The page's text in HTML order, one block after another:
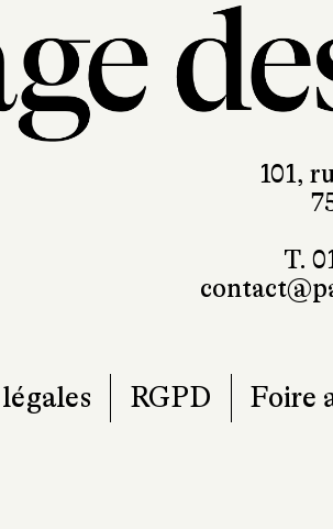
101,
T.
RGPD Foire